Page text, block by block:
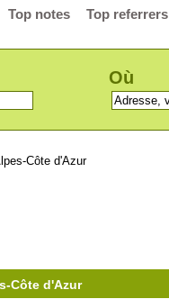
Top notes Top referrers
Où
Côte d'Azur
Côte d'Azur